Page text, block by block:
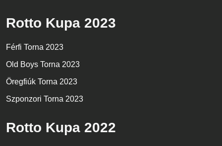
Rotto Kupa 2023
Férfi Torna 2023
Old Boys Torna 2023
Öregfiúk Torna 2023
Szponzori Torna 2023
Rotto Kupa 2022